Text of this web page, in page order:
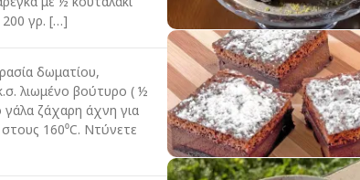
200 γρ. […]
δωματίου,
λιωμένο βούτυρο ( ½
ζάχαρη άχνη για
160⁰C. Ντύνετε